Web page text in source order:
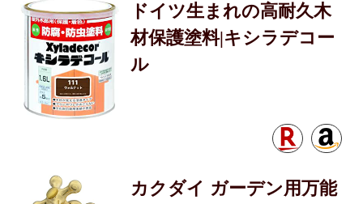
ドイツ生まれの高耐久木
材保護塗料|キシラデコー
ル
カクダイ ガーデン用万能